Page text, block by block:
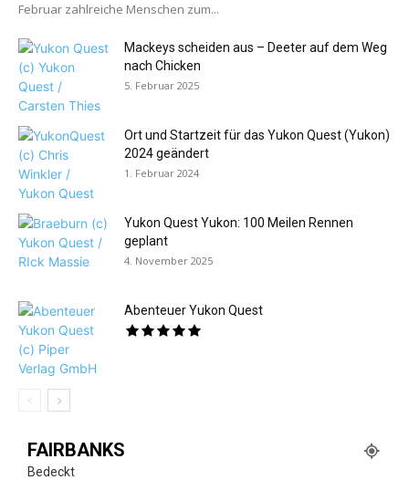
Februar zahlreiche Menschen zum...
Mackeys scheiden aus – Deeter auf dem Weg
nach Chicken
5. Februar 2025
Ort und Startzeit für das Yukon Quest (Yukon)
2024 geändert
1. Februar 2024
Yukon Quest Yukon: 100 Meilen Rennen
geplant
4. November 2025
Abenteuer Yukon Quest
FAIRBANKS
Bedeckt